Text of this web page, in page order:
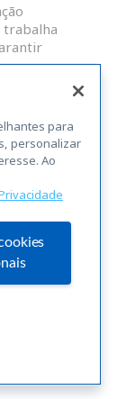
trabalha
atendam às
licença
para
personalizar
Ao